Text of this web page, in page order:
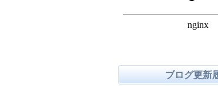
ブログ更新